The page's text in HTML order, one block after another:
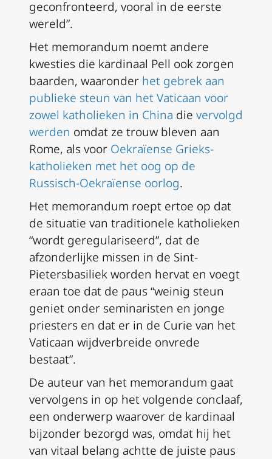
geconfronteerd, vooral in de eerste
wereld”.
Het memorandum noemt andere
kwesties die kardinaal Pell ook zorgen
baarden, waaronder het gebrek aan
publieke steun van het Vaticaan voor
zowel katholieken in China die vervolgd
werden omdat ze trouw bleven aan
Rome, als voor Oekraïense Grieks-
katholieken met het oog op de
Russisch-Oekraïense oorlog.
Het memorandum roept ertoe op dat
de situatie van traditionele katholieken
“wordt geregulariseerd”, dat de
afzonderlijke missen in de Sint-
Pietersbasiliek worden hervat en voegt
eraan toe dat de paus “weinig steun
geniet onder seminaristen en jonge
priesters en dat er in de Curie van het
Vaticaan wijdverbreide onvrede
bestaat”.
De auteur van het memorandum gaat
vervolgens in op het volgende conclaaf,
een onderwerp waarover de kardinaal
bijzonder bezorgd was, omdat hij het
van vitaal belang achtte de juiste paus